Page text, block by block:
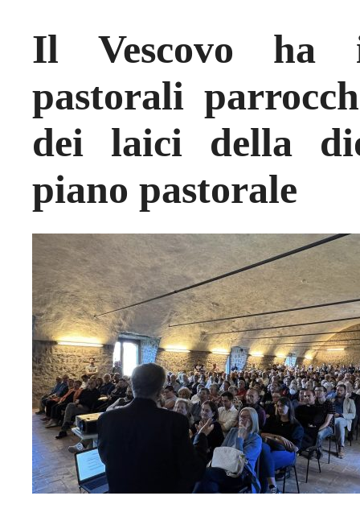
Il Vescovo ha
pastorali
dei laici della
piano pastorale